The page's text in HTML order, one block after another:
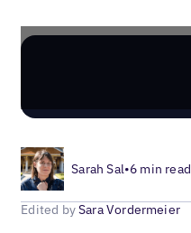
Sarah Sal•6 min read
Edited bySara Vordermeier